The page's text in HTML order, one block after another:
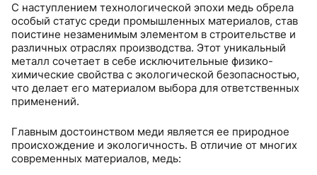
С наступлением технологической эпохи медь обрела
особый статус среди промышленных материалов, став
поистине незаменимым элементом в строительстве и
различных отраслях производства. Этот уникальный
металл сочетает в себе исключительные физико-
химические свойства с экологической безопасностью,
что делает его материалом выбора для ответственных
применений.
Главным достоинством меди является ее природное
происхождение и экологичность. В отличие от многих
современных материалов, медь: